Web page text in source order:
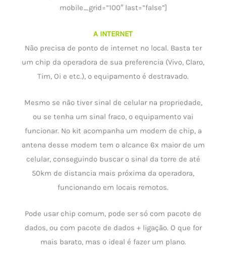
mobile_grid=”100″ last=”false”]
A INTERNET
Não precisa de ponto de internet no local. Basta ter
um chip da operadora de sua preferencia (Vivo, Claro,
Tim, Oi e etc.), o equipamento é destravado.
Mesmo se não tiver sinal de celular na propriedade,
ou se tenha um sinal fraco, o equipamento vai
funcionar. No kit acompanha um modem de chip, a
antena desse modem tem o alcance 6x maior de um
celular, conseguindo buscar o sinal da torre de até
50km de distancia mais próxima da operadora,
funcionando em locais remotos.
Pode usar chip comum, pode ser só com pacote de
dados, ou com pacote de dados + ligação. O que for
mais barato, mas o ideal é fazer um plano.